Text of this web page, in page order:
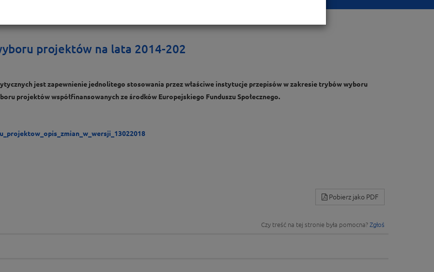
projektów na lata 2014-202
jest zapewnienie jednolitego stosowania przez właściwe instytucje przepisów w zakresie trybów wyboru
projektów współfinansowanych ze środków Europejskiego Funduszu Społecznego.
Pobierz jako PDF
Czy treść na tej stronie była pomocna? Zgłoś